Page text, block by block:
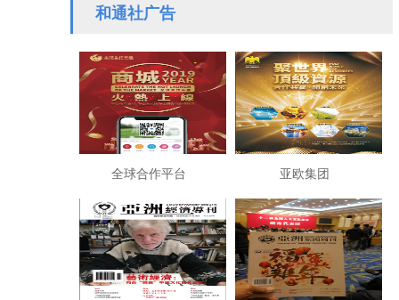
在：访叶帅女儿叶向真
（凌孜）女士
和通社广告
全球合作平台 亚欧集团